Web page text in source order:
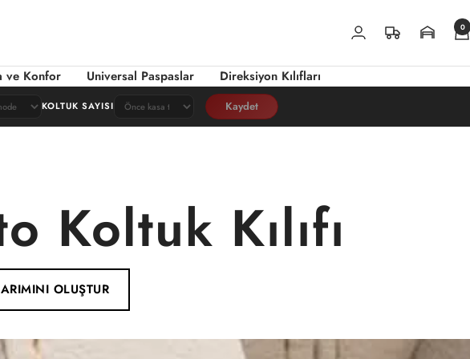
0
ve Konfor Universal Paspaslar Direksiyon Kılıfları
KOLTUK SAYISI Kaydet
Koltuk Kılıfı
OLUŞTUR